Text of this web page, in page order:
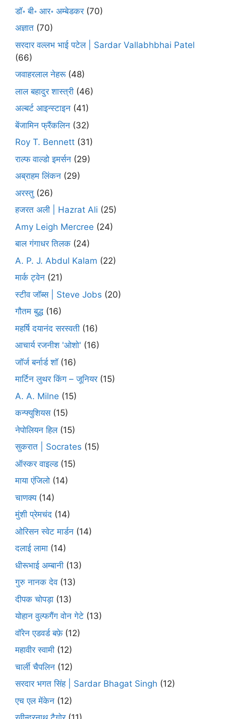
डॉ॰ बी॰ आर॰ अम्बेडकर(70)
अज्ञात (70)
सरदार वल्लभ भाई पटेल | Sardar Vallabhbhai Patel
(66)
जवाहरलाल नेहरू(48)
लाल बहादुर शास्त्री (46)
अल्बर्ट आइन्स्टाइन (41)
बेंजामिन फ्रैंकलिन (32)
Roy T. Bennett (31)
राल्फ वाल्डो इमर्सन (29)
अब्राहम लिंकन (29)
अरस्तु (26)
हजरत अली | Hazrat Ali (25)
Amy Leigh Mercree (24)
बाल गंगाधर तिलक (24)
A. P. J. Abdul Kalam (22)
मार्क ट्वेन (21)
स्टीव जॉब्स | Steve Jobs (20)
गौतम बुद्ध (16)
महर्षि दयानंद सरस्वती (16)
आचार्य रजनीश 'ओशो' (16)
जॉर्ज बर्नार्ड शॉ(16)
मार्टिन लुथर किंग – जूनियर(15)
A. A. Milne (15)
कन्फ्युशियस(15)
नेपोलियन हिल(15)
सुकरात | Socrates (15)
ऑस्कर वाइल्ड(15)
माया एंजिलो (14)
चाणक्य(14)
मुंशी प्रेमचंद (14)
ओरिसन स्‍वेट मार्डन (14)
दलाई लामा (14)
धीरूभाई अम्बानी (13)
गुरु नानक देव(13)
दीपक चोपड़ा (13)
योहान वुल्फगैंग वोन गेटे (13)
वॉरेन एडवर्ड बफ़े(12)
महावीर स्वामी (12)
चार्ली चैपलिन (12)
सरदार भगत सिंह | Sardar Bhagat Singh (12)
एच एल मेंकेन (12)